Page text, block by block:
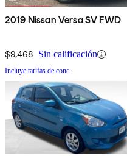
2019 Nissan Versa SV FWD
$9,468 Sin calificación
Incluye tarifas de conc.